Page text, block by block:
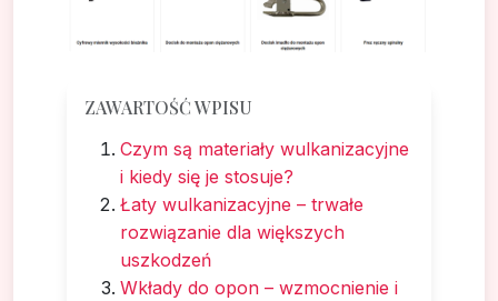
ZAWARTOŚĆ WPISU
Czym są materiały wulkanizacyjne
i kiedy się je stosuje?
Łaty wulkanizacyjne – trwałe
rozwiązanie dla większych
uszkodzeń
Wkłady do opon – wzmocnienie i